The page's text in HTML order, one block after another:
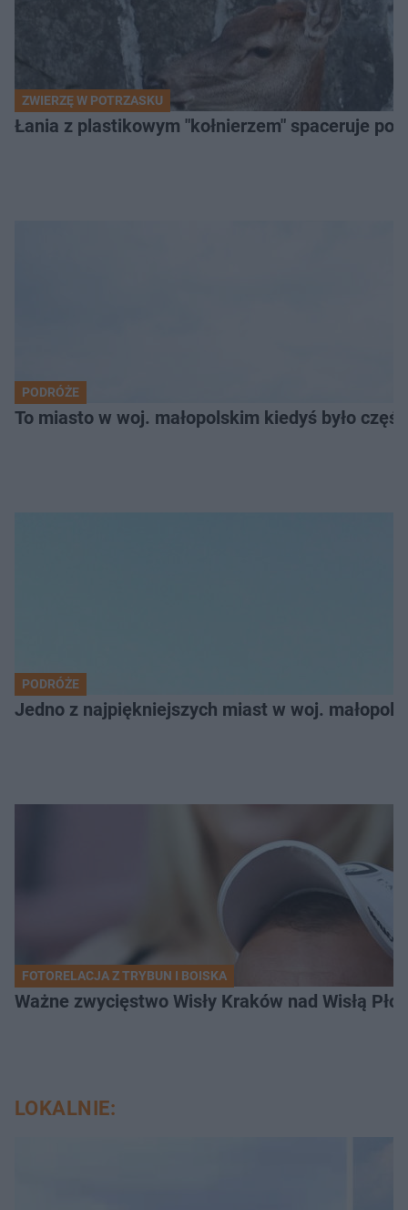
ZWIERZĘ W POTRZASKU
Łania z plastikowym "kołnierzem" spaceruje po
PODRÓŻE
To miasto w woj. małopolskim kiedyś było
PODRÓŻE
Jedno z najpiękniejszych miast w woj.
FOTORELACJA Z TRYBUN I BOISKA
Ważne zwycięstwo Wisły Kraków nad Wisłą
LOKALNIE: